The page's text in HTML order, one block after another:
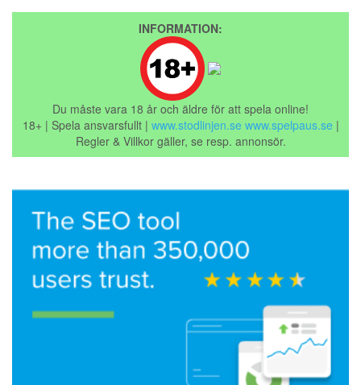
INFORMATION:
Du måste vara 18 år och äldre för att spela online!
18+ | Spela ansvarsfullt | www.stodlinjen.se www.spelpaus.se |
Regler & Villkor gäller, se resp. annonsör.